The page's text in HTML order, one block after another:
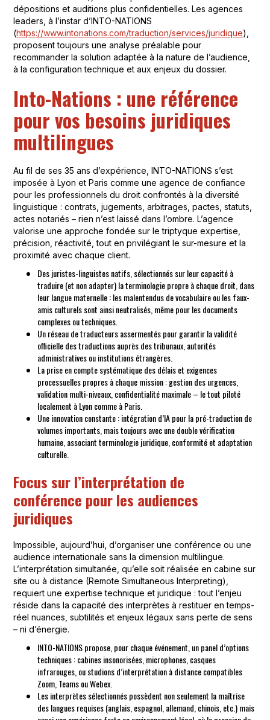
dépositions et auditions plus confidentielles. Les agences
leaders, à l’instar d’INTO-NATIONS
(https://www.intonations.com/traduction/services/juridique),
proposent toujours une analyse préalable pour
recommander la solution adaptée à la nature de l’audience,
à la configuration technique et aux enjeux du dossier.
Into-Nations : une référence
pour vos besoins juridiques
multilingues
Au fil de ses 35 ans d’expérience, INTO-NATIONS s’est
imposée à Lyon et Paris comme une agence de confiance
pour les professionnels du droit confrontés à la diversité
linguistique : contrats, jugements, arbitrages, pactes, statuts,
actes notariés – rien n’est laissé dans l’ombre. L’agence
valorise une approche fondée sur le triptyque expertise,
précision, réactivité, tout en privilégiant le sur-mesure et la
proximité avec chaque client.
Des juristes-linguistes natifs, sélectionnés sur leur capacité à
traduire (et non adapter) la terminologie propre à chaque droit, dans
leur langue maternelle : les malentendus de vocabulaire ou les faux-
amis culturels sont ainsi neutralisés, même pour les documents
complexes ou techniques.
Un réseau de traducteurs assermentés pour garantir la validité
officielle des traductions auprès des tribunaux, autorités
administratives ou institutions étrangères.
La prise en compte systématique des délais et exigences
processuelles propres à chaque mission : gestion des urgences,
validation multi-niveaux, confidentialité maximale – le tout piloté
localement à Lyon comme à Paris.
Une innovation constante : intégration d’IA pour la pré-traduction de
volumes importants, mais toujours avec une double vérification
humaine, associant terminologie juridique, conformité et adaptation
culturelle.
Focus sur l’interprétation de
conférence pour les audiences
juridiques
Impossible, aujourd’hui, d’organiser une conférence ou une
audience internationale sans la dimension multilingue.
L’interprétation simultanée, qu’elle soit réalisée en cabine sur
site ou à distance (Remote Simultaneous Interpreting),
requiert une expertise technique et juridique : tout l’enjeu
réside dans la capacité des interprètes à restituer en temps-
réel nuances, subtilités et enjeux légaux sans perte de sens
– ni d’énergie.
INTO-NATIONS propose, pour chaque événement, un panel d’options
techniques : cabines insonorisées, microphones, casques
infrarouges, ou studions d’interprétation à distance compatibles
Zoom, Teams ou Webex.
Les interprètes sélectionnés possèdent non seulement la maîtrise
des langues requises (anglais, espagnol, allemand, chinois, etc.) mais